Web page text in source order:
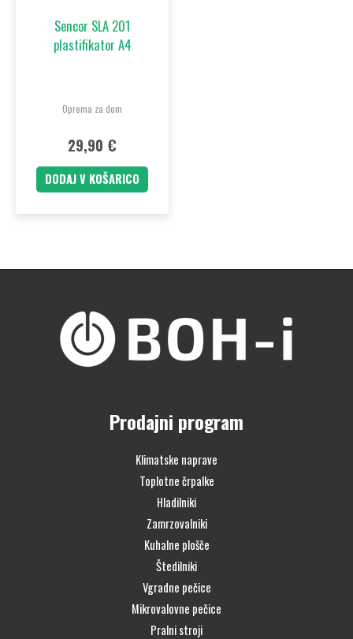
Sencor SLA 201
plastifikator A4
Oprema za dom
29,90 €
DODAJ V KOŠARICO
Prodajni program
Klimatske naprave
Toplotne črpalke
Hladilniki
Zamrzovalniki
Kuhalne plošče
Štedilniki
Vgradne pečice
Mikrovalovne pečice
Pralni stroji